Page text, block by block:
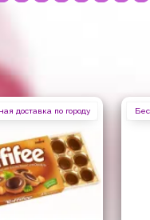
доставка по городу